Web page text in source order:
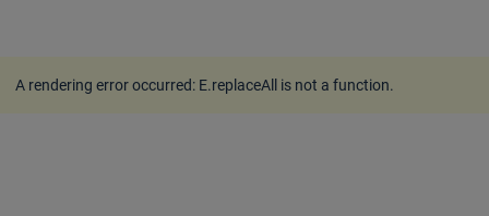
A rendering error occurred: E.replaceAll is not a function.